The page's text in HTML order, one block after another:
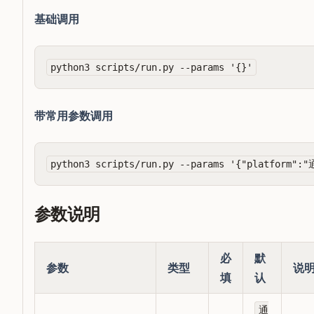
基础调用
带常用参数调用
参数说明
参数 类型
必
填
默
认
说
通